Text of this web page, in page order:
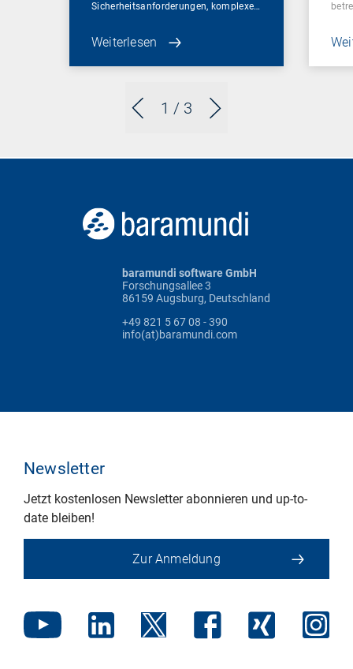
1 / 3
Sicherheitsanforderungen, komplexe…
Weiterlesen
baramundi software GmbH
Forschungsallee 3
86159 Augsburg, Deutschland
+49 821 5 67 08 - 390
info(at)baramundi.com
Newsletter
Jetzt kostenlosen Newsletter abonnieren und up-to-
date bleiben!
Zur Anmeldung